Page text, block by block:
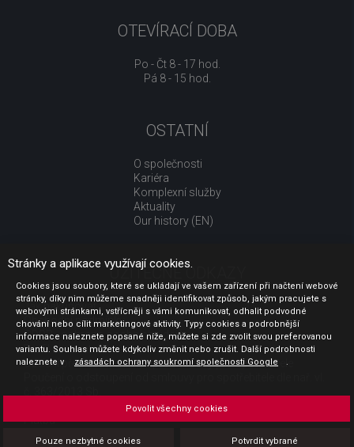
OTEVÍRACÍ DOBA
Po - Čt 8 - 17 hod.
Pá 8 - 15 hod.
OSTATNÍ
O společnosti
Kariéra
Komplexní služby
Aktuality
Our history (EN)
UŽITEČNÉ ODKAZY
Jak nakupovat
Obchodní podmínky
GDPR - ochrana osobních údajů
Profil zadavatele
Sdělení před uzavřením kupní smlouvy pro spotřebitele
Platba
Stránky a aplikace využívají cookies.
Cookies jsou soubory, které se ukládají ve vašem zařízení při načtení webové
stránky, díky nim můžeme snadněji identifikovat způsob, jakým pracujete s
webovými stránkami, vstřícněji s vámi komunikovat, odhalit podvodné
chování nebo cílit marketingové aktivity. Typy cookies a podrobnější
informace naleznete popsané níže, můžete si zde zvolit svou preferovanou
variantu. Souhlas můžete kdykoliv změnit nebo zrušit. Další podrobnosti
naleznete v
zásadách ochrany soukromí společnosti Google .
Pouze nezbytné cookies Potvrdit vybrané
Povolit všechny cookies